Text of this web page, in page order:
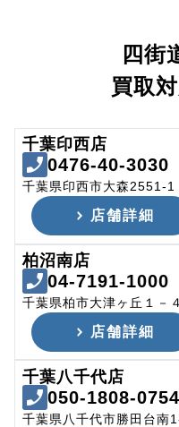
四街
買取
千葉印西店
0476-40-3030
千葉県印西市大森2551-1
店舗詳細
柏沼南店
04-7191-1000
千葉県柏市大津ヶ丘１－
店舗詳細
千葉八千代店
050-1808-0754
千葉県八千代市勝田台南